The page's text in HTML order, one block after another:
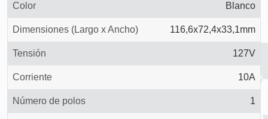
Color Blanco
Dimensiones (Largo x Ancho) 116,6x72,4x33,1mm
Tensión 127V
Corriente 10A
Número de polos 1